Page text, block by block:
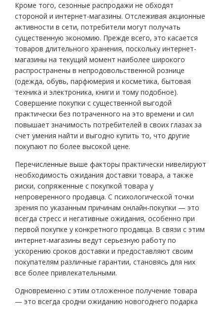
Кроме того, сезонные распродажи не обходят
стороной и интернет-магазины. Отслеживая акционные
активности в сети, потребители могут получать
существенную экономию. Прежде всего, это касается
товаров длительного хранения, поскольку интернет-
магазины на текущий момент наиболее широкого
распространены в непродовольственной рознице
(одежда, обувь, парфюмерия и косметика, бытовая
техника и электроника, книги и тому подобное).
Совершение покупки с существенной выгодой
практически без потраченного на это времени и сил
повышает значимость потребителей в своих глазах за
счет умения найти и выгодно купить то, что другие
покупают по более высокой цене.
Перечисленные выше факторы практически нивелируют
необходимость ожидания доставки товара, а также
риски, сопряженные с покупкой товара у
непроверенного продавца. С психологической точки
зрения по указанным причинам онлайн-покупки — это
всегда стресс и негативные ожидания, особенно при
первой покупке у конкретного продавца. В связи с этим
интернет-магазины ведут серьезную работу по
ускорению сроков доставки и предоставляют своим
покупателям различные гарантии, становясь для них
все более привлекательными.
Одновременно с этим отложенное получение товара
— это всегда сродни ожиданию новогоднего подарка